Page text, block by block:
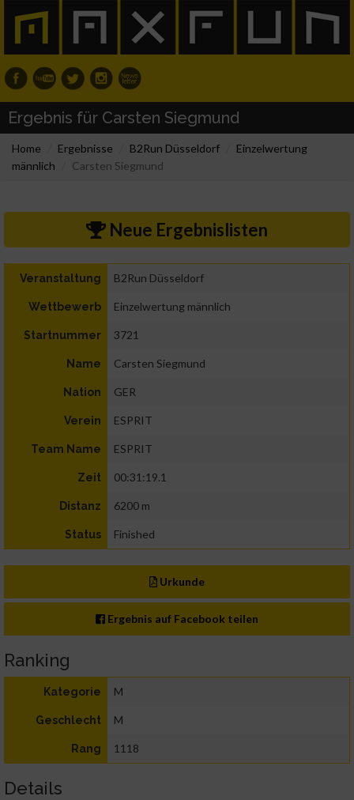
Ergebnis für Carsten Siegmund
Home Ergebnisse B2Run Düsseldorf
Einzelwertung
männlich
Carsten Siegmund
Neue Ergebnislisten
Veranstaltung B2Run Düsseldorf
Wettbewerb Einzelwertung männlich
Startnummer 3721
Name Carsten Siegmund
Nation GER
Verein ESPRIT
Team Name ESPRIT
Zeit 00:31:19.1
Distanz 6200 m
Status Finished
Urkunde
Ergebnis auf Facebook teilen
Ranking
Kategorie M
Geschlecht M
Rang 1118
Details